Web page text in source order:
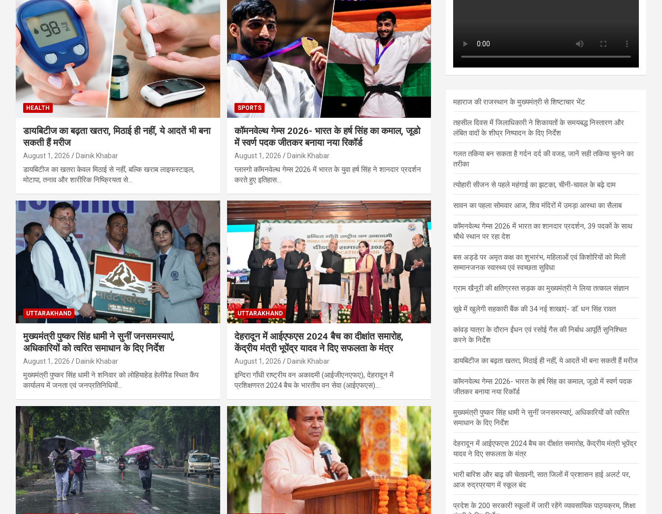
HEALTH
डायबिटीज का बढ़ता खतरा, मिठाई ही नहीं, ये आदतें भी बना
सकती हैं मरीज
August 1, 2026 Dainik Khabar
डायबिटीज का खतरा केवल मिठाई से नहीं, बल्कि खराब लाइफस्टाइल,
मोटापा, तनाव और शारीरिक निष्क्रियता से…
SPORTS
कॉमनवेल्थ गेम्स 2026- भारत के हर्ष सिंह का कमाल, जूडो
में स्वर्ण पदक जीतकर बनाया नया रिकॉर्ड
August 1, 2026 Dainik Khabar
ग्लास्गो कॉमनवेल्थ गेम्स 2026 में भारत के युवा हर्ष सिंह ने शानदार प्रदर्शन
करते हुए इतिहास…
UTTARAKHAND
मुख्यमंत्री पुष्कर सिंह धामी ने सुनीं जनसमस्याएं,
अधिकारियों को त्वरित समाधान के दिए निर्देश
August 1, 2026 Dainik Khabar
मुख्यमंत्री पुष्कर सिंह धामी ने शनिवार को लोहियाहेड हेलीपैड स्थित कैंप
कार्यालय में जनता एवं जनप्रतिनिधियों…
UTTARAKHAND
देहरादून में आईएफएस 2024 बैच का दीक्षांत समारोह,
केंद्रीय मंत्री भूपेंद्र यादव ने दिए सफलता के मंत्र
August 1, 2026 Dainik Khabar
इन्दिरा गाँधी राष्ट्रीय वन अकादमी (आईजीएनएफए), देहरादून में
प्रशिक्षणरत 2024 बैच के भारतीय वन सेवा (आईएफएस)…
महाराज की राजस्थान के मुख्यमंत्री से शिष्टाचार भेंट
तहसील दिवस में जिलाधिकारी ने शिकायतों के समयबद्ध निस्तारण और
लंबित वादों के शीघ्र निष्पादन के दिए निर्देश
गलत तकिया बन सकता है गर्दन दर्द की वजह, जानें सही तकिया चुनने का
तरीका
त्योहारी सीजन से पहले महंगाई का झटका, चीनी-चावल के बढ़े दाम
सावन का पहला सोमवार आज, शिव मंदिरों में उमड़ा आस्था का सैलाब
कॉमनवेल्थ गेम्स 2026 में भारत का शानदार प्रदर्शन, 39 पदकों के साथ
चौथे स्थान पर रहा देश
बस अड्डे पर अमृत कक्ष का शुभारंभ, महिलाओं एवं किशोरियों को मिली
सम्मानजनक स्वास्थ्य एवं स्वच्छता सुविधा
ग्राम खैनूरी की क्षतिग्रस्त सड़क का मुख्यमंत्री ने लिया तत्काल संज्ञान
सूबे में खुलेगी सहकारी बैंक की 34 नई शाखाएं- डाॅ. धन सिंह रावत
कांवड़ यात्रा के दौरान ईंधन एवं रसोई गैस की निर्बाध आपूर्ति सुनिश्चित
करने के निर्देश
डायबिटीज का बढ़ता खतरा, मिठाई ही नहीं, ये आदतें भी बना सकती हैं मरीज
कॉमनवेल्थ गेम्स 2026- भारत के हर्ष सिंह का कमाल, जूडो में स्वर्ण पदक
जीतकर बनाया नया रिकॉर्ड
मुख्यमंत्री पुष्कर सिंह धामी ने सुनीं जनसमस्याएं, अधिकारियों को त्वरित
समाधान के दिए निर्देश
देहरादून में आईएफएस 2024 बैच का दीक्षांत समारोह, केंद्रीय मंत्री भूपेंद्र
यादव ने दिए सफलता के मंत्र
भारी बारिश और बाढ़ की चेतावनी, सात जिलों में प्रशासन हाई अलर्ट पर,
आज रुद्रप्रयाग में स्कूल बंद
प्रदेश के 200 सरकारी स्कूलों में जारी रहेंगे व्यावसायिक पाठ्यक्रम, शिक्षा